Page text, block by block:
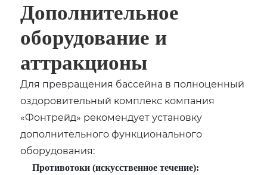
Дополнительное
оборудование и
аттракционы
Для превращения бассейна в полноценный
оздоровительный комплекс компания
«Фонтрейд» рекомендует установку
дополнительного функционального
оборудования:
Противотоки (искусственное течение):